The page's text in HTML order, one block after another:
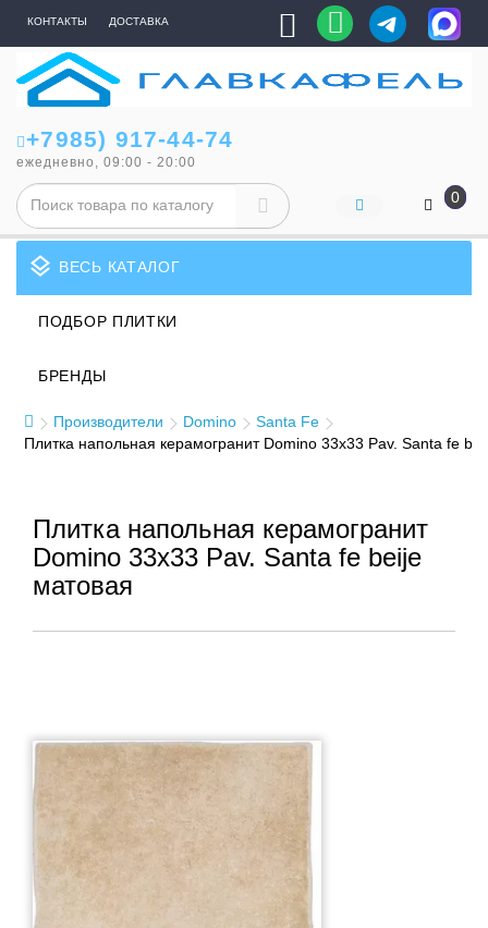
КОНТАКТЫ ДОСТАВКА
+7985) 917-44-74
ежедневно, 09:00 - 20:00
0
layers ВЕСЬ КАТАЛОГ
ПОДБОР ПЛИТКИ
БРЕНДЫ
Производители Domino
Santa Fe
Плитка напольная керамогранит Domino 33x33 Pav. Santa fe
Плитка напольная керамогранит
Domino 33x33 Pav. Santa fe beije
матовая